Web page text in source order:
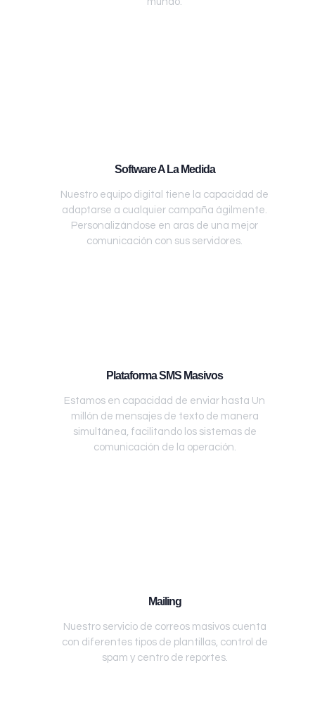
Software A La Medida
Nuestro equipo digital tiene la capacidad de
adaptarse a cualquier campaña ágilmente.
Personalizándose en aras de una mejor
comunicación con sus servidores.
Plataforma SMS Masivos
Estamos en capacidad de enviar hasta Un
millón de mensajes de texto de manera
simultánea, facilitando los sistemas de
comunicación de la operación.
Mailing
Nuestro servicio de correos masivos cuenta
con diferentes tipos de plantillas, control de
spam y centro de reportes.